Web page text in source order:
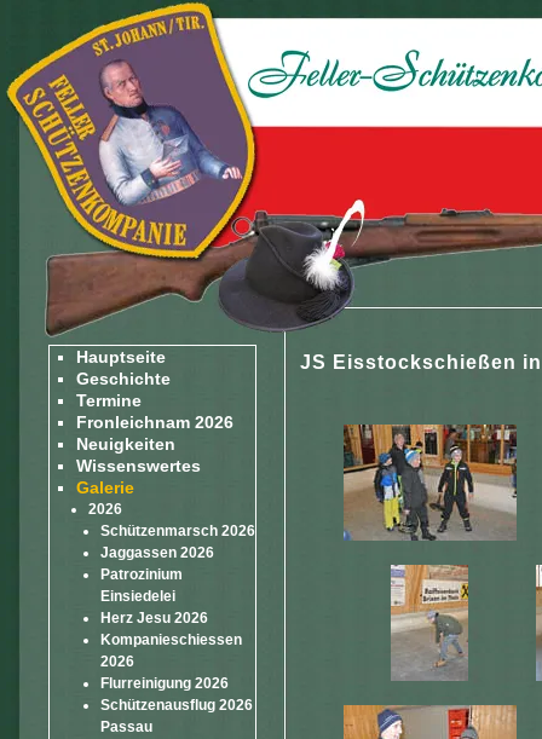
Hauptseite
Geschichte
Termine
Fronleichnam 2026
Neuigkeiten
Wissenswertes
Galerie
2026
Schützenmarsch 2026
Jaggassen 2026
Patrozinium
Einsiedelei
Herz Jesu 2026
Kompanieschiessen
2026
Flurreinigung 2026
Schützenausflug 2026
Passau
JS Eisstockschießen